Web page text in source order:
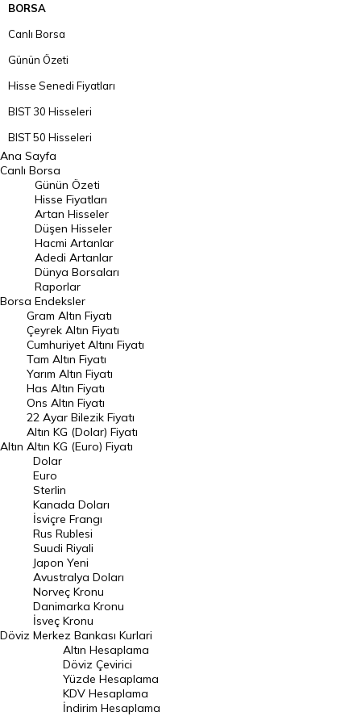
BORSA
Canlı Borsa
Günün Özeti
Hisse Senedi Fiyatları
BIST 30 Hisseleri
BIST 50 Hisseleri
BIST 100 Hisseleri
En Çok Artan Hisseler
En Çok Düşen Hisseler
Hacmi Artanlar
Geçmiş Kapanışlar
Dünya Borsaları
Raporlar
Endeksler
DÖVİZ
Döviz Kuru
Dolar Kuru
Euro Kuru
Pound Kuru
Frank Kuru
Riyal Kuru
Avustralya Doları
Danimarka Kronu Kuru
Kanada Doları Kuru
Norveç Kronu Kuru
İsveç Kronu Kuru
Japon Yeni Kuru
Ana Sayfa
Canlı Borsa
Borsa
Günün Özeti
Hisse Fiyatları
Artan Hisseler
Düşen Hisseler
Hacmi Artanlar
Adedi Artanlar
Dünya Borsaları
Raporlar
Endeksler
Altın
Gram Altın Fiyatı
Çeyrek Altın Fiyatı
Cumhuriyet Altını Fiyatı
Tam Altın Fiyatı
Yarım Altın Fiyatı
Has Altın Fiyatı
Ons Altın Fiyatı
22 Ayar Bilezik Fiyatı
Altın KG (Dolar) Fiyatı
Altın KG (Euro) Fiyatı
Döviz
Dolar
Euro
Sterlin
Kanada Doları
İsviçre Frangı
Rus Rublesi
Suudi Riyali
Japon Yeni
Avustralya Doları
Norveç Kronu
Danimarka Kronu
İsveç Kronu
Merkez Bankası Kurlari
Altın Hesaplama
Döviz Çevirici
Yüzde Hesaplama
KDV Hesaplama
İndirim Hesaplama